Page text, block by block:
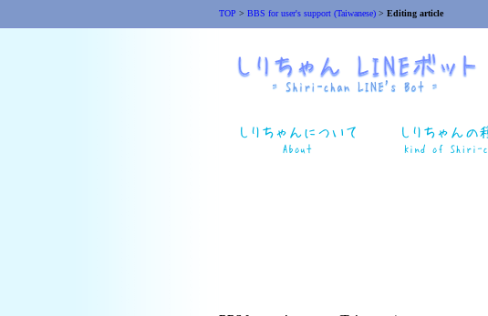
TOP > BBS for user's support (Taiwanese) > Editing article